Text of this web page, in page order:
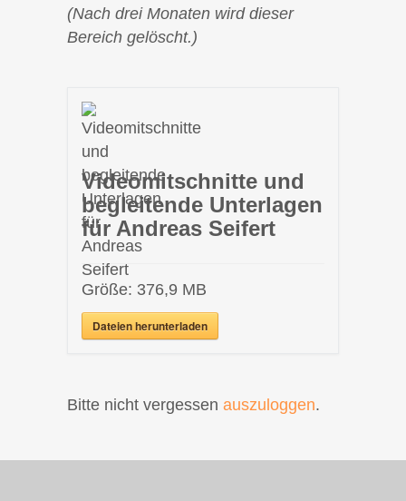
(Nach drei Monaten wird dieser
Bereich gelöscht.)
Videomitschnitte und
begleitende Unterlagen
für Andreas Seifert
Größe: 376,9 MB
Dateien herunterladen
Bitte nicht vergessen auszuloggen.